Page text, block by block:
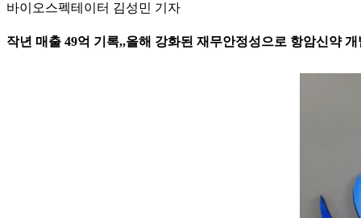
바이오스펙테이터 김성민 기자
작년 매출 49억 기록,,올해 강화된 재무안정성으로 항암신약